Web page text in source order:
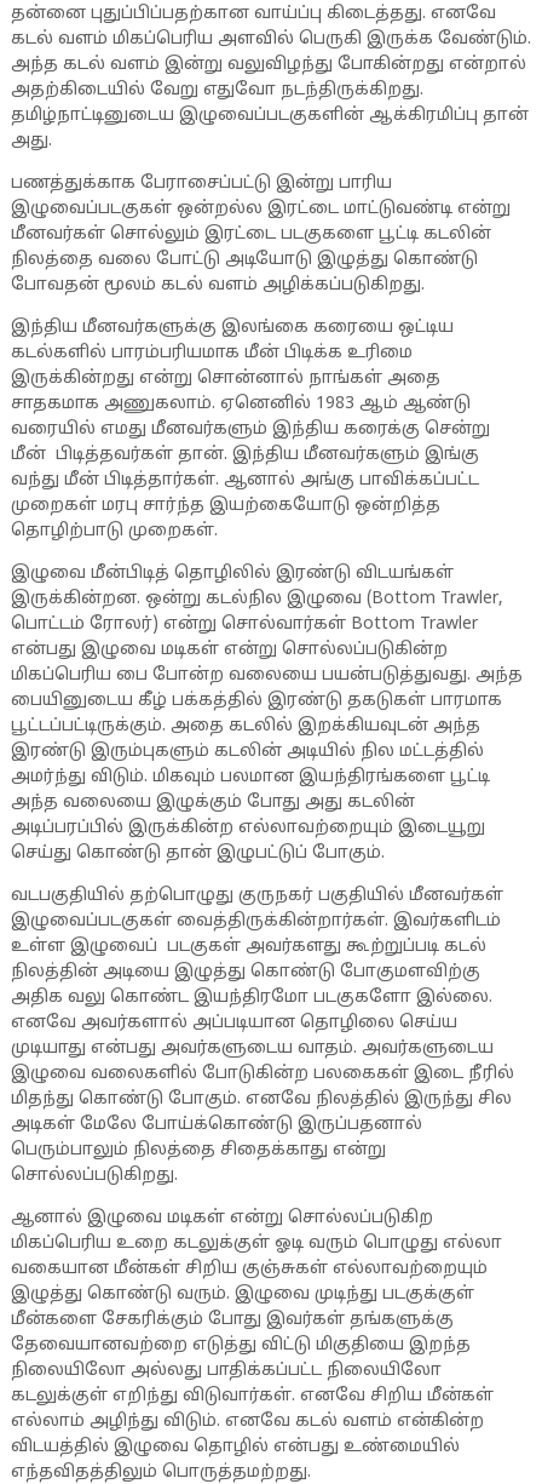
தன்னை புதுப்பிப்பதற்கான வாய்ப்பு கிடைத்தது. எனவே
கடல் வளம் மிகப்பெரிய அளவில் பெருகி இருக்க வேண்டும்.
அந்த கடல் வளம் இன்று வலுவிழந்து போகின்றது என்றால்
அதற்கிடையில் வேறு எதுவோ நடந்திருக்கிறது.
தமிழ்நாட்டினுடைய இழுவைப்படகுகளின் ஆக்கிரமிப்பு தான்
அது.
பணத்துக்காக பேராசைப்பட்டு இன்று பாரிய
இழுவைப்படகுகள் ஒன்றல்ல இரட்டை மாட்டுவண்டி என்று
மீனவர்கள் சொல்லும் இரட்டை படகுகளை பூட்டி கடலின்
நிலத்தை வலை போட்டு அடியோடு இழுத்து கொண்டு
போவதன் மூலம் கடல் வளம் அழிக்கப்படுகிறது.
இந்திய மீனவர்களுக்கு இலங்கை கரையை ஒட்டிய
கடல்களில் பாரம்பரியமாக மீன் பிடிக்க உரிமை
இருக்கின்றது என்று சொன்னால் நாங்கள் அதை
சாதகமாக அணுகலாம். ஏனெனில் 1983 ஆம் ஆண்டு
வரையில் எமது மீனவர்களும் இந்திய கரைக்கு சென்று
மீன் பிடித்தவர்கள் தான். இந்திய மீனவர்களும் இங்கு
வந்து மீன் பிடித்தார்கள். ஆனால் அங்கு பாவிக்கப்பட்ட
முறைகள் மரபு சார்ந்த இயற்கையோடு ஒன்றித்த
தொழிற்பாடு முறைகள்.
இழுவை மீன்பிடித் தொழிலில் இரண்டு விடயங்கள்
இருக்கின்றன. ஒன்று கடல்நில இழுவை (Bottom Trawler,
பொட்டம் ரோலர்) என்று சொல்வார்கள் Bottom Trawler
என்பது இழுவை மடிகள் என்று சொல்லப்படுகின்ற
மிகப்பெரிய பை போன்ற வலையை பயன்படுத்துவது. அந்த
பையினுடைய கீழ் பக்கத்தில் இரண்டு தகடுகள் பாரமாக
பூட்டப்பட்டிருக்கும். அதை கடலில் இறக்கியவுடன் அந்த
இரண்டு இரும்புகளும் கடலின் அடியில் நில மட்டத்தில்
அமர்ந்து விடும். மிகவும் பலமான இயந்திரங்களை பூட்டி
அந்த வலையை இழுக்கும் போது அது கடலின்
அடிப்பரப்பில் இருக்கின்ற எல்லாவற்றையும் இடையூறு
செய்து கொண்டு தான் இழுபட்டுப் போகும்.
வடபகுதியில் தற்பொழுது குருநகர் பகுதியில் மீனவர்கள்
இழுவைப்படகுகள் வைத்திருக்கின்றார்கள். இவர்களிடம்
உள்ள இழுவைப் படகுகள் அவர்களது கூற்றுப்படி கடல்
நிலத்தின் அடியை இழுத்து கொண்டு போகுமளவிற்கு
அதிக வலு கொண்ட இயந்திரமோ படகுகளோ இல்லை.
எனவே அவர்களால் அப்படியான தொழிலை செய்ய
முடியாது என்பது அவர்களுடைய வாதம். அவர்களுடைய
இழுவை வலைகளில் போடுகின்ற பலகைகள் இடை நீரில்
மிதந்து கொண்டு போகும். எனவே நிலத்தில் இருந்து சில
அடிகள் மேலே போய்க்கொண்டு இருப்பதனால்
பெரும்பாலும் நிலத்தை சிதைக்காது என்று
சொல்லப்படுகிறது.
ஆனால் இழுவை மடிகள் என்று சொல்லப்படுகிற
மிகப்பெரிய உறை கடலுக்குள் ஓடி வரும் பொழுது எல்லா
வகையான மீன்கள் சிறிய குஞ்சுகள் எல்லாவற்றையும்
இழுத்து கொண்டு வரும். இழுவை முடிந்து படகுக்குள்
மீன்களை சேகரிக்கும் போது இவர்கள் தங்களுக்கு
தேவையானவற்றை எடுத்து விட்டு மிகுதியை இறந்த
நிலையிலோ அல்லது பாதிக்கப்பட்ட நிலையிலோ
கடலுக்குள் எறிந்து விடுவார்கள். எனவே சிறிய மீன்கள்
எல்லாம் அழிந்து விடும். எனவே கடல் வளம் என்கின்ற
விடயத்தில் இழுவை தொழில் என்பது உண்மையில்
எந்தவிதத்திலும் பொருத்தமற்றது.